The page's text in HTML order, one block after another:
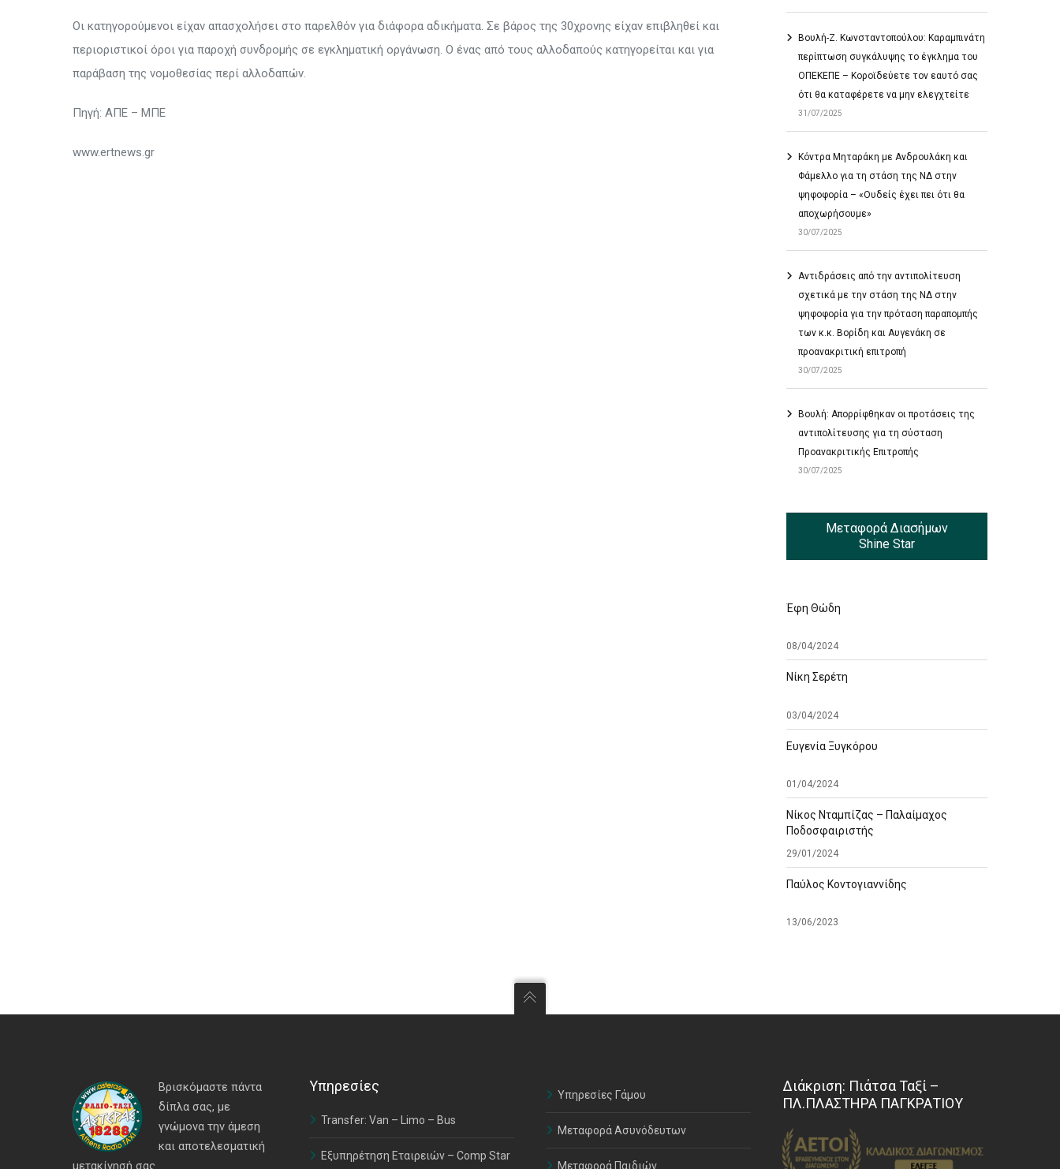
Οι κατηγορούμενοι είχαν απασχολήσει στο παρελθόν για διάφορα αδικήματα. Σε βάρος της 30χρονης είχαν επιβληθεί και
περιοριστικοί όροι για παροχή συνδρομής σε εγκληματική οργάνωση. Ο ένας από τους αλλοδαπούς κατηγορείται και για
παράβαση της νομοθεσίας περί αλλοδαπών.
Πηγή: ΑΠΕ – ΜΠΕ
www.ertnews.gr
Βουλή-Ζ. Κωνσταντοπούλου: Καραμπινάτη
περίπτωση συγκάλυψης το έγκλημα του
ΟΠΕΚΕΠΕ – Κοροϊδεύετε τον εαυτό σας
ότι θα καταφέρετε να μην ελεγχτείτε
31/07/2025
Κόντρα Μηταράκη με Ανδρουλάκη και
Φάμελλο για τη στάση της ΝΔ στην
ψηφοφορία – «Ουδείς έχει πει ότι θα
αποχωρήσουμε»
30/07/2025
Αντιδράσεις από την αντιπολίτευση
σχετικά με την στάση της ΝΔ στην
ψηφοφορία για την πρόταση παραπομπής
των κ.κ. Βορίδη και Αυγενάκη σε
προανακριτική επιτροπή
30/07/2025
Βουλή: Απορρίφθηκαν οι προτάσεις της
αντιπολίτευσης για τη σύσταση
Προανακριτικής Επιτροπής
30/07/2025
Μεταφορά Διασήμων
Shine Star
Έφη Θώδη
08/04/2024
Νίκη Σερέτη
03/04/2024
Ευγενία Ξυγκόρου
01/04/2024
Νίκος Νταμπίζας – Παλαίμαχος
Ποδοσφαιριστής
29/01/2024
Παύλος Κοντογιαννίδης
13/06/2023
Βρισκόμαστε πάντα
δίπλα σας, με
γνώμονα την άμεση
και αποτελεσματική
μετακίνησή σας.
Υπηρεσίες
Transfer: Van – Limo – Bus
Εξυπηρέτηση Εταιρειών – Comp Star
Υπηρεσίες Γάμου
Μεταφορά Ασυνόδευτων
Μεταφορά Παιδιών
Διάκριση: Πιάτσα Ταξί –
ΠΛ.ΠΛΑΣΤΗΡΑ ΠΑΓΚΡΑΤΙΟΥ